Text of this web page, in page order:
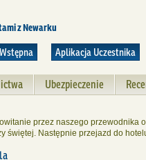
z Newarku
Aplikacja Uczestnika
Ubezpieczenie
przez naszego przewodnika
świętej. Następnie przejazd do